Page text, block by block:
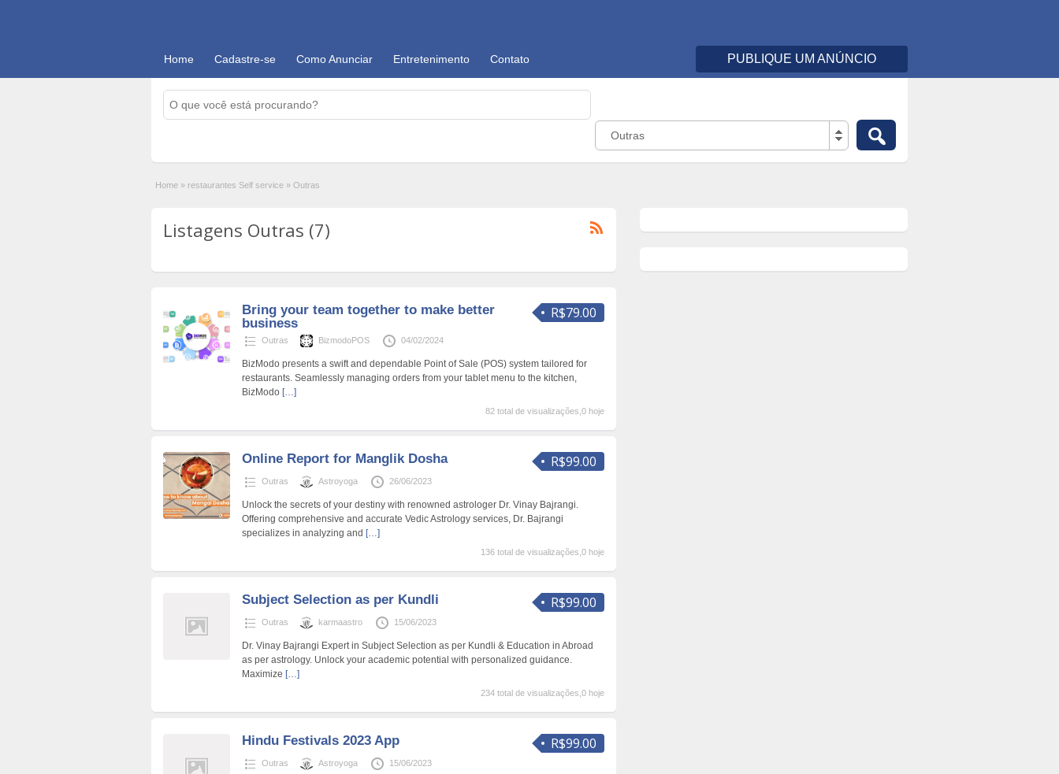
Home Cadastre-se Como Anunciar Entretenimento Contato PUBLIQUE UM ANÚNCIO
Outras
Home » restaurantes Self service » Outras
Listagens Outras (7)
R$79.00
Bring your team together to make better
business
Outras BizmodoPOS 04/02/2024
BizModo presents a swift and dependable Point of Sale (POS) system tailored for
restaurants. Seamlessly managing orders from your tablet menu to the kitchen,
BizModo […]
82 total de visualizações,0 hoje
R$99.00
Online Report for Manglik Dosha
Outras Astroyoga 26/06/2023
Unlock the secrets of your destiny with renowned astrologer Dr. Vinay Bajrangi.
Offering comprehensive and accurate Vedic Astrology services, Dr. Bajrangi
specializes in analyzing and […]
136 total de visualizações,0 hoje
R$99.00
Subject Selection as per Kundli
Outras karmaastro 15/06/2023
Dr. Vinay Bajrangi Expert in Subject Selection as per Kundli & Education in Abroad
as per astrology. Unlock your academic potential with personalized guidance.
Maximize […]
234 total de visualizações,0 hoje
R$99.00
Hindu Festivals 2023 App
Outras Astroyoga 15/06/2023